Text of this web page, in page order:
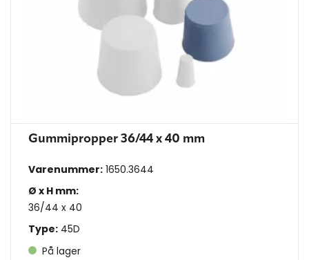
Gummipropper 36/44 x 40 mm
Varenummer: 1650.3644
Ø x H mm:
36/44 x 40
Type: 45D
På lager